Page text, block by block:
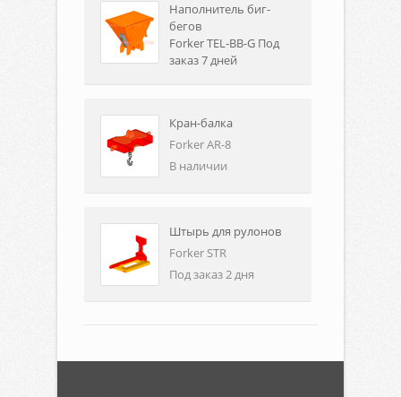
Наполнитель биг-
бегов
Forker TEL-BB-G Под
заказ 7 дней
Кран-балка
Forker AR-8
В наличии
Штырь для рулонов
Forker STR
Под заказ 2 дня